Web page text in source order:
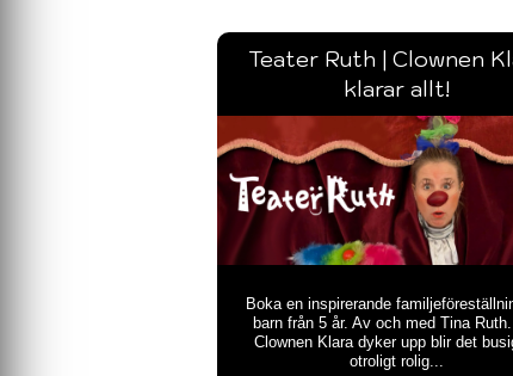
Teater Ruth | Clownen
klarar allt!
Boka en inspirerande
barn från 5 år. Av och med Tina
Clownen Klara dyker upp blir det
otroligt rolig...